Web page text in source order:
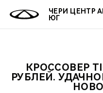
ЧЕРИ ЦЕНТР
ЮГ
МИР
О
КРОССОВЕР
РУБЛЕЙ.